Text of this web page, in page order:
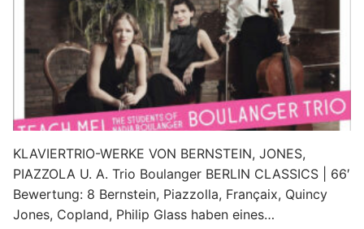
KLAVIERTRIO-WERKE VON BERNSTEIN, JONES,
PIAZZOLA U. A. Trio Boulanger BERLIN CLASSICS | 66′
Bewertung: 8 Bernstein, Piazzolla, Françaix, Quincy
Jones, Copland, Philip Glass haben eines…